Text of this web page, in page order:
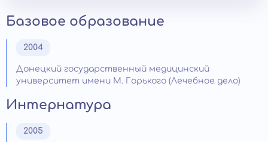
Базовое образование
2004
Донецкий государственный медицинский
университет имени М. Горького (Лечебное дело)
Интернатура
2005